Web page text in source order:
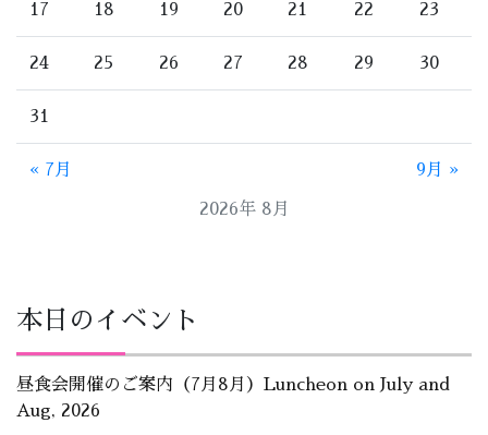
2026年 8月
17 18 19 20 21 22 23
24 25 26 27 28 29 30
31
« 7月 9月 »
本日のイベント
昼食会開催のご案内（7月8月）Luncheon on July and
Aug, 2026